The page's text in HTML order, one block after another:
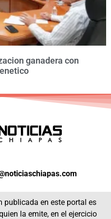
ganadera con
publicada en este portal es
la emite, en el ejercicio